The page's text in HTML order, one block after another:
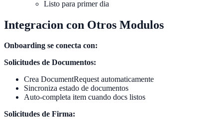
Listo para primer dia
Integracion con Otros Modulos
Onboarding se conecta con:
Solicitudes de Documentos:
Crea DocumentRequest automaticamente
Sincroniza estado de documentos
Auto-completa item cuando docs listos
Solicitudes de Firma: